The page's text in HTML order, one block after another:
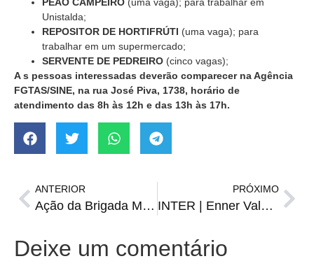
Unistalda;
REPOSITOR DE HORTIFRÚTI (uma vaga); para
trabalhar em um supermercado;
SERVENTE DE PEDREIRO (cinco vagas);
A s pessoas interessadas deverão comparecer na Agência
FGTAS/SINE, na rua José Piva, 1738, horário de
atendimento das 8h às 12h e das 13h às 17h.
ANTERIOR
Ação da Brigada Militar resulta em prisões e apreensão de drogas em Jaguari
PRÓXIMO
INTER | Enner Valencia deixa o clube e tem México como destino
Deixe um comentário